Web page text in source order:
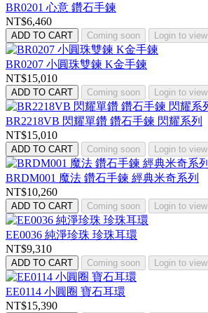
BR0201 心意 鑽石手鍊
NT$6,460
ADD TO CART Coming soon Login to view
BR0207 小圓珠雙鍊 K金手鍊
NT$15,010
ADD TO CART Coming soon Login to view
BR2218VB 閃耀單鑽 鑽石手鍊 閃耀系列
NT$15,010
ADD TO CART Coming soon Login to view
BRDM001 魔法 鑽石手鍊 經典米奇系列
NT$10,260
ADD TO CART Coming soon Login to view
EE0036 純淨珍珠 珍珠耳環
NT$9,310
ADD TO CART Coming soon Login to view
EE0114 小圓圈 寶石耳環
NT$15,390